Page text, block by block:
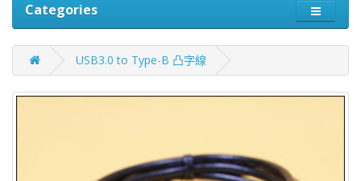
Categories
USB3.0 to Type-B 凸字線